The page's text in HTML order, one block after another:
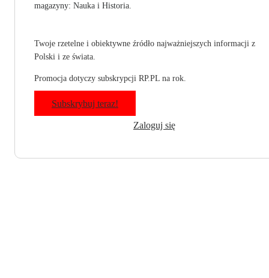
magazyny: Nauka i Historia.
Twoje rzetelne i obiektywne źródło najważniejszych informacji z
Polski i ze świata.
Promocja dotyczy subskrypcji RP.PL na rok.
Subskrybuj teraz!
Zaloguj się